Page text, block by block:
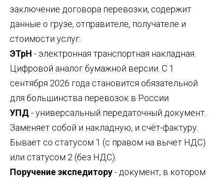
заключение договора перевозки, содержит
данные о грузе, отправителе, получателе и
стоимости услуг.
ЭТрН - электронная транспортная накладная.
Цифровой аналог бумажной версии. С 1
сентября 2026 года становится обязательной
для большинства перевозок в России.
УПД - универсальный передаточный документ.
Заменяет собой и накладную, и счёт-фактуру.
Бывает со статусом 1 (с правом на вычет НДС)
или статусом 2 (без НДС).
Поручение экспедитору- документ, в котором